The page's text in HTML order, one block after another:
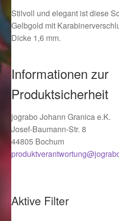
Ostergeschenke finden für
Ostergeschenke finden für
Ostergeschenke finden für
Ostergeschenke finden für
Partner
Shop
Startseite
Stilvoll und elegant ist diese
Gelbgold mit
Dicke 1,6 mm.
Informationen zur
Produktsicherheit
jograbo Johann Granica e.K.
Josef-Baumann-Str. 8
44805 Bochum
Aktive Filter